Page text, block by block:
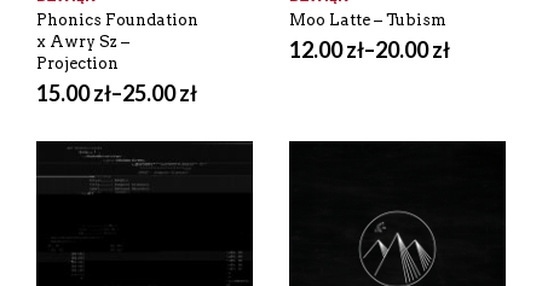
Phonics Foundation
x Awry Sz –
Projection
15.00zł–25.00zł
Moo Latte – Tubism
12.00zł–20.00zł